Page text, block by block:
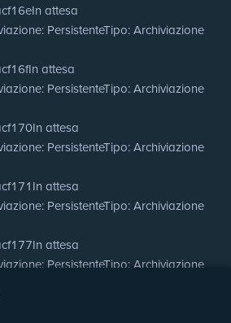
In attesa
: PersistenteTipo: Archiviazione
In attesa
: PersistenteTipo: Archiviazione
In attesa
: PersistenteTipo: Archiviazione
In attesa
: PersistenteTipo: Archiviazione
In attesa
: PersistenteTipo: Archiviazione